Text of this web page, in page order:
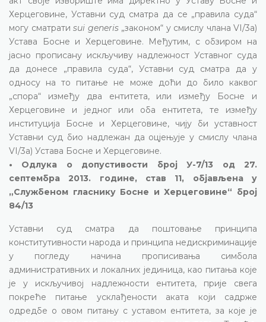
Херцеговине, Уставни суд сматра да се „правила суда“
могу сматрати sui generis „законом“ у смислу члана VI/3а)
Устава Босне и Херцеговине. Међутим, с обзиром на
јасно прописану искључиву надлежност Уставног суда
да донесе „правила суда“, Уставни суд сматра да у
односу на то питање не може доћи до било каквог
„спора“ између два ентитета, или између Босне и
Херцеговине и једног или оба ентитета, те између
институција Босне и Херцеговине, чију би уставност
Уставни суд био надлежан да оцјењује у смислу члана
VI/3а) Устава Босне и Херцеговине.
• Одлука о допустивости број У-7/13 од 27.
септембра 2013. године, став 11, објављена у
„Службеном гласнику Босне и Херцеговине“ број
84/13
Уставни суд сматра да поштовање принципа
конститутивности народа и принципа недискриминације
у погледу начина прописивања симбола
административних и локалних јединица, као питања које
је у искључивој надлежности ентитета, прије свега
покреће питање усклађености аката који садрже
одредбе о овом питању с уставом ентитета, за које је